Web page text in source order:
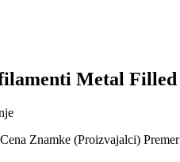
Metal Filled
Cena Znamke (Proizvajalci) Premer